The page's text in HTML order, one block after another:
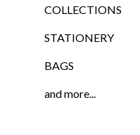
COLLECTIONS
STATIONERY
BAGS
and more...